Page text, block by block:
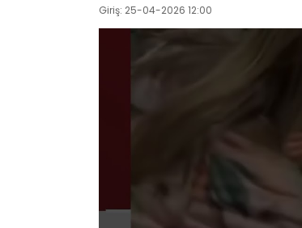
Giriş: 25-04-2026 12:00